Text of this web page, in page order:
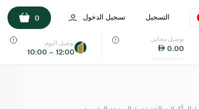
اللغة
التسجيل تسجيل الدخول 0
توصيل مجاني
0.00
توصيل اليوم
10:00 – 12:00